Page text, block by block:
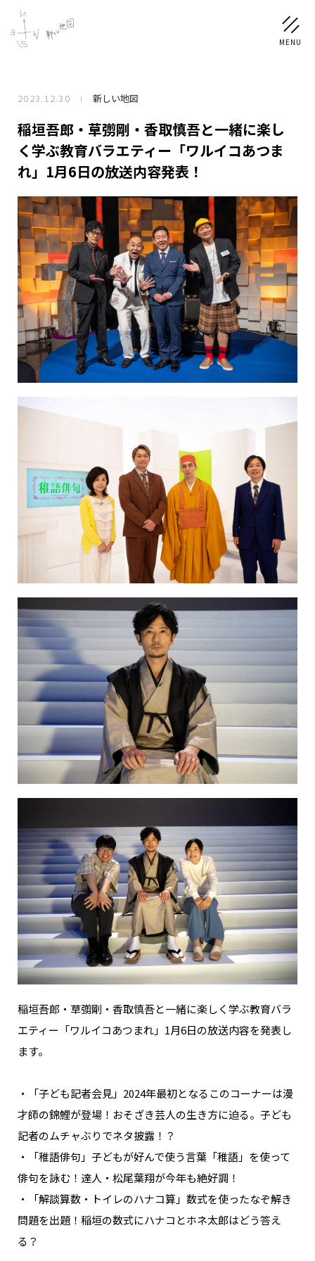
NEWS
SCHEDULE
稲垣 吾郎 草彅 剛 香取 慎吾
DISCOGRAPHY
CHIZUSHOP
NAKAMA入会
CHIZULOG
お問い合わせ
メールマガジン登録/解除
2023.12.30 新しい地図
稲垣吾郎・草彅剛・香取慎吾と一緒に楽し
く学ぶ教育バラエティー「ワルイコあつま
れ」1月6日の放送内容発表！
稲垣吾郎・草彅剛・香取慎吾と一緒に楽しく学ぶ教育バラ
エティー「ワルイコあつまれ」1月6日の放送内容を発表し
ます。
・「子ども記者会見」2024年最初となるこのコーナーは漫
才師の錦鯉が登場！おそざき芸人の生き方に迫る。子ども
記者のムチャぶりでネタ披露！？
・「稚語俳句」子どもが好んで使う言葉「稚語」を使って
俳句を詠む！達人・松尾葉翔が今年も絶好調！
・「解談算数・トイレのハナコ算」数式を使ったなぞ解き
問題を出題！稲垣の数式にハナコとホネ太郎はどう答え
る？